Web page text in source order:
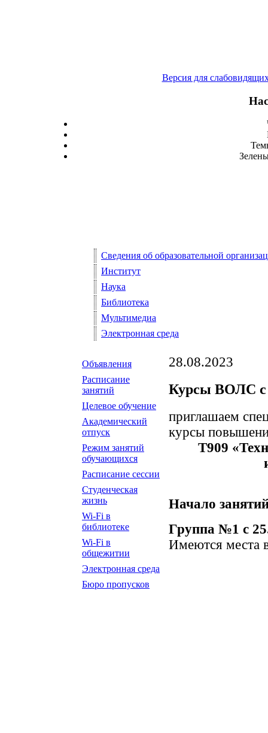
Версия для
Сведения об образовательной
Институт
Наука
Библиотека
Мультимедиа
Электронная среда
Объявления
Расписание
занятий
Целевое обучение
Академический
отпуск
Режим занятий
обучающихся
Расписание сессии
Студенческая
жизнь
Wi-Fi в
библиотеке
Wi-Fi в
общежитии
Электронная среда
Бюро пропусков
28.08.2023
Курсы ВОЛС с
приглашаем
курсы
Т909
Начало
Группа №1 с
Имеются места